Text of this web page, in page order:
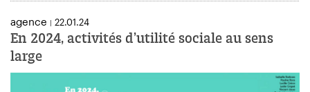
agence | 22.01.24
En 2024, activités d’utilité sociale au sens
large